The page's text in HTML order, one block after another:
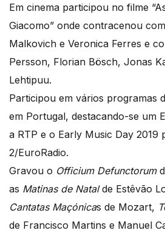
Em cinema participou no filme
Giacomo” onde contracenou
Malkovich e Veronica Ferres e
Persson, Florian Bösch, Jonas
Lehtipuu.
Participou em vários programas
em Portugal, destacando-se um
a RTP e o Early Music Day 2019
2/EuroRadio.
Gravou o Officium Defunctorum
as Matinas de Natalde Estêvão
Cantatas Maçónicas de Mozart,
de Francisco Martins e Manuel